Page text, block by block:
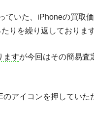
ていた、iPhoneの買取
りを繰り返しております
ますが今回はその簡易査
アイコンを押していた